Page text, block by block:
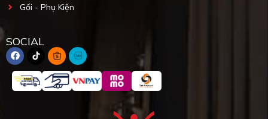
Gối - Phụ Kiện
SOCIAL